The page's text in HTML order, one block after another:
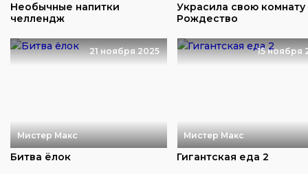
Необычные напитки
челлендж
Украсила свою комнату
Рождество
21 ноября 2025
Мистер Макс
Битва ёлок
15 ноября
Мистер Макс
Гигантская еда 2